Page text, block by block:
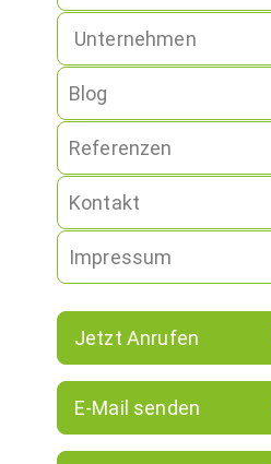
Unternehmen
Blog
Referenzen
Kontakt
Impressum
Jetzt Anrufen
E-Mail senden